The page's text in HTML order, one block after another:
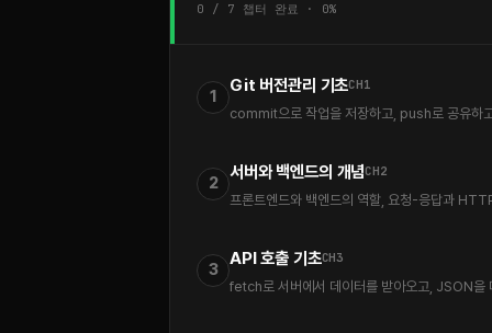
0 / 7 챕터 완료 · 0%
1
Git 버전관리 기초CH1
commit으로 작업을 저장하고, push로 공유하
2
서버와 백엔드의 개념CH2
프론트엔드와 백엔드의 역할, 요청-응답과
3
API 호출 기초CH3
fetch로 서버에서 데이터를 받아오고, JSON을